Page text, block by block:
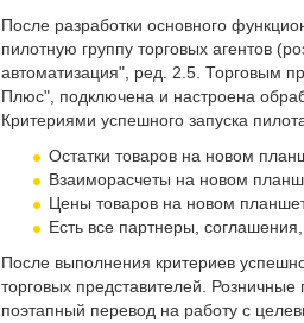
После разработки основного
пилотную группу торговых агентов
автоматизация", ред. 2.5. Торговым
Плюс", подключена и настроена
Критериями успешного запуска
Остатки товаров на новом
Взаиморасчеты на новом
Цены товаров на новом
Есть все партнеры,
После выполнения критериев
торговых представителей.
поэтапный перевод на работу с